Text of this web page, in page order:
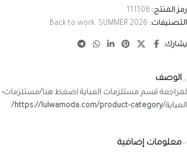
رمز المنتج: 111108
التصنيفات:
Back to work, SUMMER 2026
يشارك:
الوصف
لمراجعة قسم مستلزمات العباية اضغط هنا/مستلزمات-
العباية/https://lulwamoda.com/product-category/
معلومات إضافية